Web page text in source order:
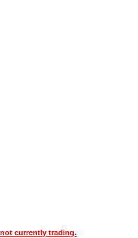
currently trading.